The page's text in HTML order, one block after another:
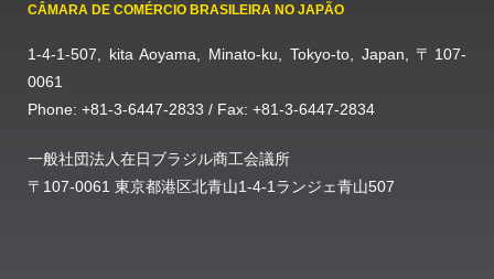
CÂMARA DE COMÉRCIO BRASILEIRA NO JAPÃO
1-4-1-507, kita Aoyama, Minato-ku, Tokyo-to, Japan, 〒107-
0061
Phone: +81-3-6447-2833 / Fax: +81-3-6447-2834
一般社団法人在日ブラジル商工会議所
〒107-0061 東京都港区北青山1-4-1ランジェ青山507